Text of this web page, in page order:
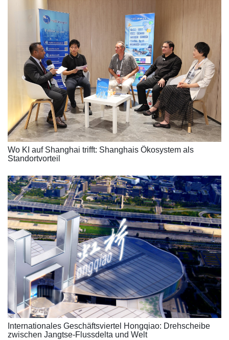
Wo KI auf Shanghai trifft: Shanghais Ökosystem als
Standortvorteil
Internationales Geschäftsviertel Hongqiao: Drehscheibe
zwischen Jangtse-Flussdelta und Welt